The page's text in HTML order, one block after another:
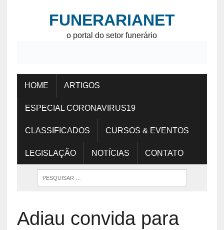
FUNERARIANET
o portal do setor funerário
HOME ARTIGOS
ESPECIAL CORONAVIRUS19
CLASSIFICADOS CURSOS & EVENTOS
LEGISLAÇÃO NOTÍCIAS CONTATO
Adiau convida para